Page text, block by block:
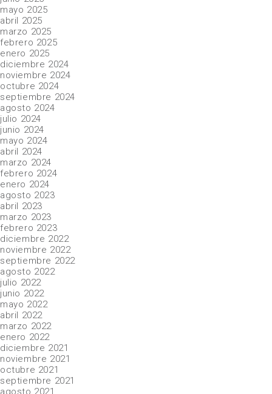
mayo 2025
abril 2025
marzo 2025
febrero 2025
enero 2025
diciembre 2024
noviembre 2024
octubre 2024
septiembre 2024
agosto 2024
julio 2024
junio 2024
mayo 2024
abril 2024
marzo 2024
febrero 2024
enero 2024
agosto 2023
abril 2023
marzo 2023
febrero 2023
diciembre 2022
noviembre 2022
septiembre 2022
agosto 2022
julio 2022
junio 2022
mayo 2022
abril 2022
marzo 2022
enero 2022
diciembre 2021
noviembre 2021
octubre 2021
septiembre 2021
agosto 2021